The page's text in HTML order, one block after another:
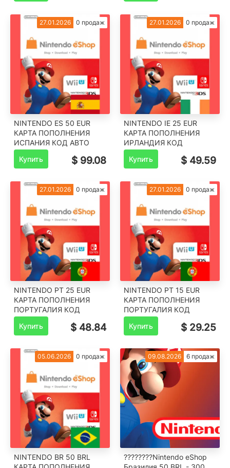
27.01.2026 0 продаж
NINTENDO ES 50 EUR
КАРТА ПОПОЛНЕНИЯ
ИСПАНИЯ КОД АВТО
Купить
$ 99.08
27.01.2026 0 продаж
NINTENDO IE 25 EUR
КАРТА ПОПОЛНЕНИЯ
ИРЛАНДИЯ КОД
Купить
$ 49.59
27.01.2026 0 продаж
NINTENDO PT 25 EUR
КАРТА ПОПОЛНЕНИЯ
ПОРТУГАЛИЯ КОД
Купить
$ 48.84
27.01.2026 0 продаж
NINTENDO PT 15 EUR
КАРТА ПОПОЛНЕНИЯ
ПОРТУГАЛИЯ КОД
Купить
$ 29.25
05.06.2026 0 продаж
NINTENDO BR 50 BRL
09.08.2026 6 продаж
????????Nintendo eShop